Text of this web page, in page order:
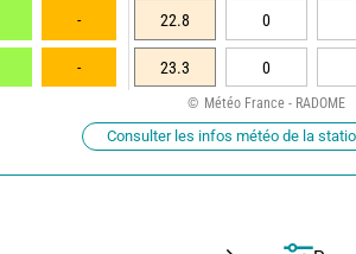
- 22.8 0
- 23.3 0
Météo France - RADOME
Consulter les infos météo de la